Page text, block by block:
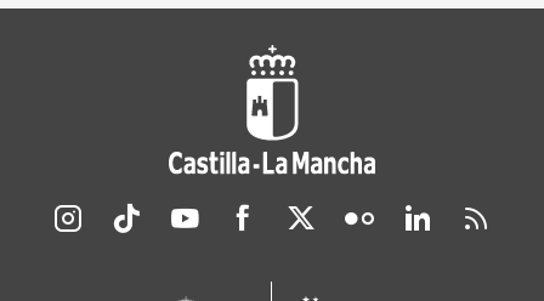
Redes sociales JCCM